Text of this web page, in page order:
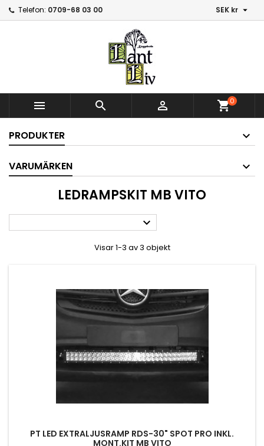
Telefon: 0709-68 03 00 SEK kr 
   shopping_cart0
PRODUKTER
VARUMÄRKEN
LEDRAMPSKIT MB VITO

Visar 1-3 av 3 objekt
PT LED EXTRALJUSRAMP RDS-30" SPOT PRO INKL.
MONT.KIT MB VITO